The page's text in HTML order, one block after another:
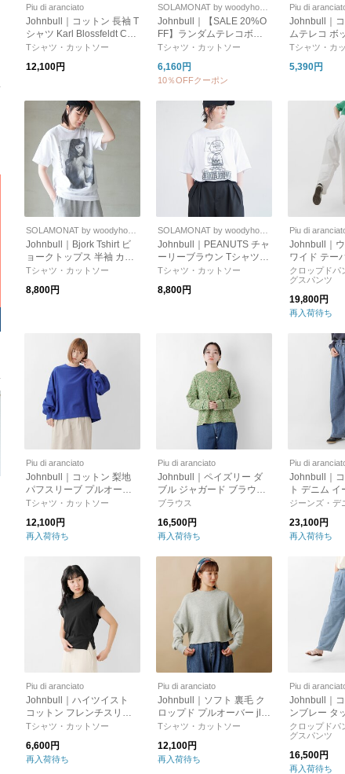
Piu di aranciato
Johnbull｜コットン 長袖 T
シャツ Karl Blossfeldt Cuc
urbita / Centaurea Rutheni
Tシャツ・カットソー
12,100円
Johnbull｜【SALE 20%O
FF】ランダムテレコボッ
クスTシャツ 半袖 トップ
ボーダー jl261c12
Tシャツ・カットソー
6,160円
10％OFFクーポン
Piu di
Johnbull｜
ムテレコ ボ
jl261c12
Tシャツ・カ
5,390円
Johnbull｜Bjork Tshirt ビ
ョークトップス 半袖 カッ
トソー Tシャツ jt252c01
Tシャツ・カットソー
8,800円
Johnbull｜PEANUTS チャ
ーリーブラウン Tシャツ
トップス カットソー レデ
Tシャツ・カットソー
8,800円
Piu di
Johnbull｜
ワイド テー
ト デニム パ
-mn
クロップドパ
グスパンツ
19,800円
再入荷待ち
Piu di aranciato
Johnbull｜コットン 梨地
パフスリーブ プルオーバ
ー jl251c05-mn
Tシャツ・カットソー
12,100円
再入荷待ち
Piu di aranciato
Johnbull｜ペイズリー ダ
ブル ジャガード ブラウス j
l231s02-mn
ブラウス
16,500円
再入荷待ち
Piu di
Johnbull｜
ト デニム
jl243p04-mn
ジーンズ・デ
23,100円
再入荷待ち
Piu di aranciato
Johnbull｜ハイツイスト
コットン フレンチスリー
ブ プルオーバー jl252c10-
Tシャツ・カットソー
6,600円
再入荷待ち
Piu di aranciato
Johnbull｜ソフト 裏毛 ク
ロップド プルオーバー jl2
41c05-ms
Tシャツ・カットソー
12,100円
再入荷待ち
Piu di
Johnbull｜
ンブレー タ
ンツ
クロップドパ
グスパンツ
16,500円
再入荷待ち